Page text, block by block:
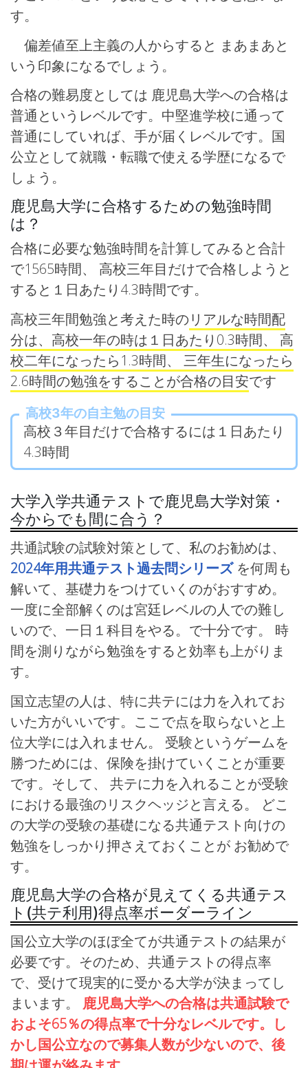
す。
偏差値至上主義の人からすると まあまあと
いう印象になるでしょう。
合格の難易度としては 鹿児島大学への合格は
普通というレベルです。中堅進学校に通って
普通にしていれば、手が届くレベルです。国
公立として就職・転職で使える学歴になるで
しょう。
鹿児島大学に合格するための勉強時間
は？
合格に必要な勉強時間を計算してみると合計
で1565時間、 高校三年目だけで合格しようと
すると１日あたり4.3時間です。
高校三年間勉強と考えた時のリアルな時間配
分は、高校一年の時は１日あたり0.3時間、 高
校二年になったら1.3時間、 三年生になったら
2.6時間の勉強をすることが合格の目安です
高校3年の自主勉の目安
高校３年目だけで合格するには１日あたり
4.3時間
大学入学共通テストで鹿児島大学対策・
今からでも間に合う？
共通試験の試験対策として、私のお勧めは、
2024年用共通テスト過去問シリーズを何周も
解いて、基礎力をつけていくのがおすすめ。
一度に全部解くのは宮廷レベルの人での難し
いので、一日１科目をやる。で十分です。 時
間を測りながら勉強をすると効率も上がりま
す。
国立志望の人は、特に共テには力を入れてお
いた方がいいです。ここで点を取らないと上
位大学には入れません。 受験というゲームを
勝つためには、保険を掛けていくことが重要
です。そして、 共テに力を入れることが受験
における最強のリスクヘッジと言える。 どこ
の大学の受験の基礎になる共通テスト向けの
勉強をしっかり押さえておくことが お勧めで
す。
鹿児島大学の合格が見えてくる共通テス
ト(共テ利用)得点率ボーダーライン
国公立大学のほぼ全てが共通テストの結果が
必要です。そのため、共通テストの得点率
で、受けて現実的に受かる大学が決まってし
まいます。 鹿児島大学への合格は共通試験で
およそ65％の得点率で十分なレベルです。し
かし国公立なので募集人数が少ないので、後